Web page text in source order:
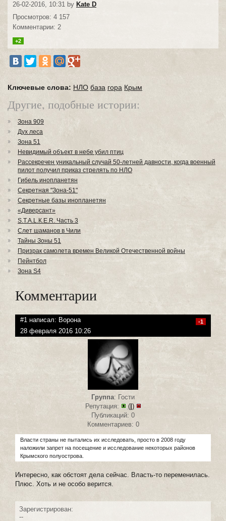
26-02-2016, 10:31 by Kate D
Просмотров: 4 157
Комментарии: 2
+2
Ключевые слова: НЛО база гора Крым
Другие, подобные истории:
Зона 909
Дух леса
Зона 51
Невидимый объект в небе убил птиц
Рассекречен уникальный случай 50-летней давности, когда военный
пилот получил приказ стрелять по НЛО
Гибель инопланетян
Секретная "Зона-51"
Секретные базы инопланетян
«Диверсант»
S.T.A.L.К.E.R. Часть 3
Слет шаманов в Чили
Тайны Зоны 51
Призрак самолета времен Великой Отечественной войны
Пейнтбол
Зона S4
Комментарии
#1 написал: Ворона -1
28 февраля 2016 10:26
Группа: Гости
Репутация:
(| )
Публикаций: 0
Комментариев: 0
Власти страны не пытались их исследовать, просто в 2008 году
наложили запрет на посещение и исследование некоторых районов
Крымского полуострова.
Интересно, как обстоят дела сейчас. Власть-то переменилась.
Плюс. Хоть и не особо верится.
Зарегистрирован:
--